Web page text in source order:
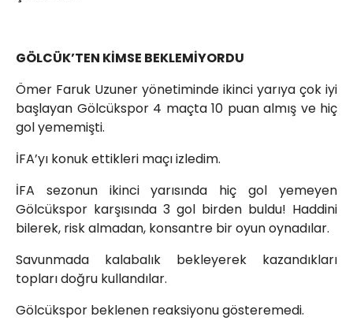
GÖLCÜK’TEN KİMSE BEKLEMİYORDU
Ömer Faruk Uzuner yönetiminde ikinci yarıya çok iyi
başlayan Gölcükspor 4 maçta 10 puan almış ve hiç
gol yememişti.
İFA’yı konuk ettikleri maçı izledim.
İFA sezonun ikinci yarısında hiç gol yemeyen
Gölcükspor karşısında 3 gol birden buldu! Haddini
bilerek, risk almadan, konsantre bir oyun oynadılar.
Savunmada kalabalık bekleyerek kazandıkları
topları doğru kullandılar.
Gölcükspor beklenen reaksiyonu gösteremedi.